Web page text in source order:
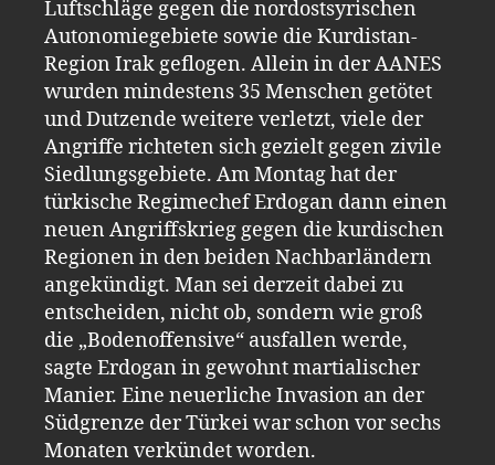
Luftschläge gegen die nordostsyrischen
Autonomiegebiete sowie die Kurdistan-
Region Irak geflogen. Allein in der AANES
wurden mindestens 35 Menschen getötet
und Dutzende weitere verletzt, viele der
Angriffe richteten sich gezielt gegen zivile
Siedlungsgebiete. Am Montag hat der
türkische Regimechef Erdogan dann einen
neuen Angriffskrieg gegen die kurdischen
Regionen in den beiden Nachbarländern
angekündigt. Man sei derzeit dabei zu
entscheiden, nicht ob, sondern wie groß
die „Bodenoffensive“ ausfallen werde,
sagte Erdogan in gewohnt martialischer
Manier. Eine neuerliche Invasion an der
Südgrenze der Türkei war schon vor sechs
Monaten verkündet worden.